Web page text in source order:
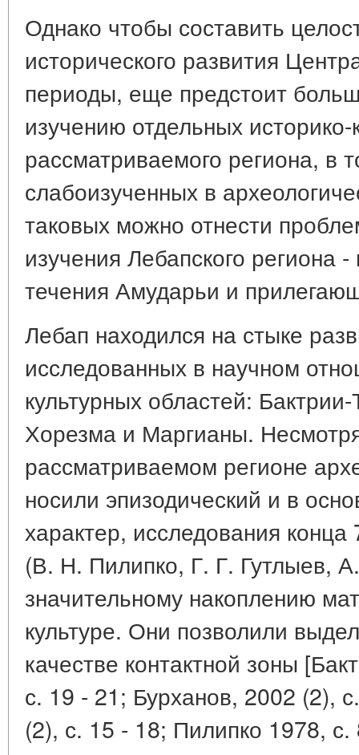
Однако чтобы составить
исторического развития
периоды, еще предстоит
изучению отдельных
рассматриваемого региона, в
слабоизученных в
таковых можно отнести
изучения Лебапского региона
течения Амударьи и
Лебап находился на стыке
исследованных в научном
культурных областей:
Хорезма и Маргианы.
рассматриваемом регионе
носили эпизодический и в
характер, исследования конца
(В. Н. Пилипко, Г. Г. Гутлыев,
значительному накоплению
культуре. Они позволили
качестве контактной зоны
с. 19 - 21; Бурханов, 2002 (2),
(2), с. 15 - 18; Пилипко 1978,